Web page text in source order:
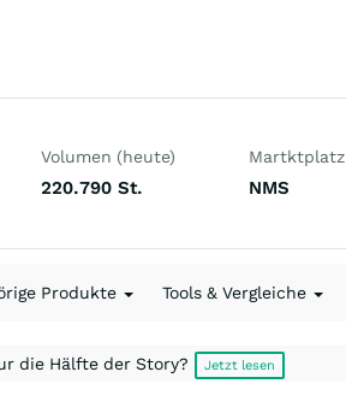
Volumen (heute)
220.790 St.
Martktplatz
NMS
Produkte Tools & Vergleiche
die Hälfte der Story? Jetzt lesen